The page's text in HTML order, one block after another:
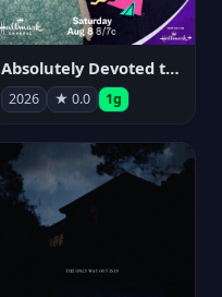
Absolutely Devoted to You
2026 ★ 0.0 1g